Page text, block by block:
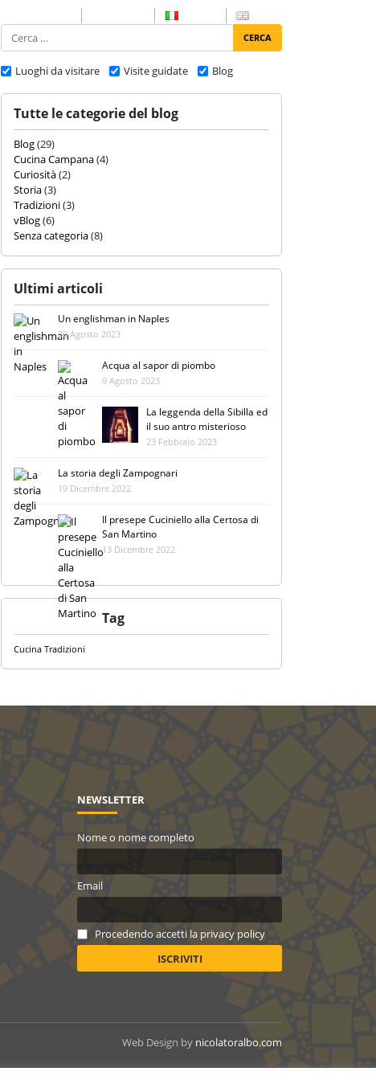
Cerca
Luoghi da visitare Visite guidate Blog
Tutte le categorie del blog
Blog(29)
Cucina Campana(4)
Curiosità(2)
Storia(3)
Tradizioni(3)
vBlog(6)
Senza categoria(8)
Ultimi articoli
Un englishman in Naples
30 Agosto 2023
Acqua al sapor di piombo
9 Agosto 2023
La leggenda della Sibilla ed
il suo antro misterioso
23 Febbraio 2023
La storia degli Zampognari
19 Dicembre 2022
Il presepe Cuciniello alla Certosa di
San Martino
13 Dicembre 2022
Tag
Cucina Tradizioni
NEWSLETTER
Nome o nome completo
Email
Procedendo accetti la privacy policy
Web Design by nicolatoralbo.com